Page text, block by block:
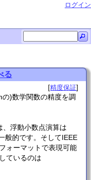
ログイン
集) cupmen
pro/playerを
ベンチマーク 名無
pro/playerを
る
精度保証
)数学関数の精度を調
浮動小数点演算は
般的です。そしてIEEE
ォーマットで表現可能
ているのは